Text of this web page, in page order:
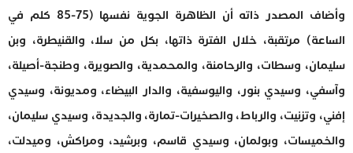
وأضاف المصدر ذاته أن الظاهرة الجوية نفسها (75-85 كلم في
الساعة) مرتقبة، خلال الفترة ذاتها، بكل من سلا، والقنيطرة، وبن
سليمان، وسطات، والرحامنة، والمحمدية، والصويرة، وطنجة-أصيلة،
وآسفي، وسيدي بنور، واليوسفية، والدار البيضاء، ومديونة، وسيدي
إفني، وتزنيت، والرباط، والصخيرات-تمارة، والجديدة، وسيدي سليمان،
والخميسات، وبولمان، وسيدي قاسم، وبرشيد، ومراكش، وميدلت،